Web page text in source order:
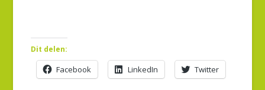
Dit delen:
Facebook LinkedIn Twitter